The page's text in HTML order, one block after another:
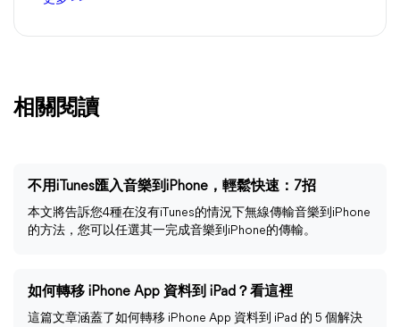
相關閱讀
不用iTunes匯入音樂到iPhone，輕鬆快速：7招
本文將告訴您4種在沒有iTunes的情況下無線傳輸音樂到iPhone
的方法，您可以任選其一完成音樂到iPhone的傳輸。
如何轉移 iPhone App 資料到 iPad？看這裡
這篇文章涵蓋了如何轉移 iPhone App 資料到 iPad 的 5 個解決